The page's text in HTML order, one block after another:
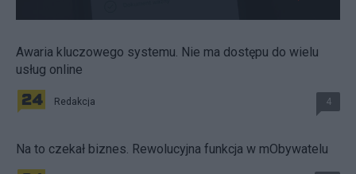
Awaria kluczowego systemu. Nie ma dostępu do wielu
usług online
Redakcja 4
Na to czekał biznes. Rewolucyjna funkcja w mObywatelu